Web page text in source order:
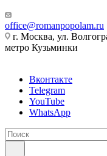
office@romanpopolam.ru
г. Москва, ул.
метро Кузьминки
Вконтакте
Telegram
YouTube
WhatsApp